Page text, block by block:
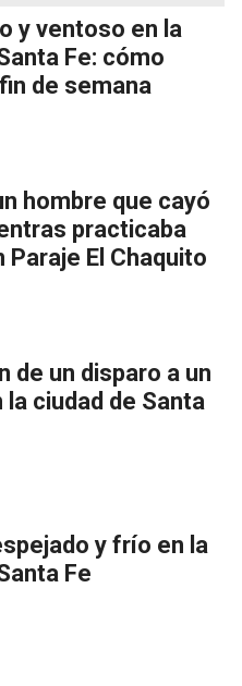
y ventoso en la
Fe: cómo
de semana
hombre que cayó
practicaba
Paraje El Chaquito
de un disparo a un
la ciudad de Santa
y frío en la
Fe